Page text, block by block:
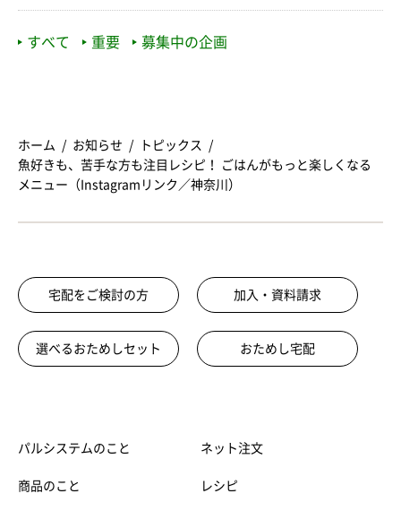
すべて 重要 募集中の企画
ホーム お知らせ
トピックス
魚好きも、苦手な方も注目レシピ！ ごはんがもっと楽しくなる
メニュー（Instagramリンク／神奈川）
宅配をご検討の方 加入・資料請求
選べるおためしセット おためし宅配
パルシステムのこと
商品のこと
ネット注文
レシピ